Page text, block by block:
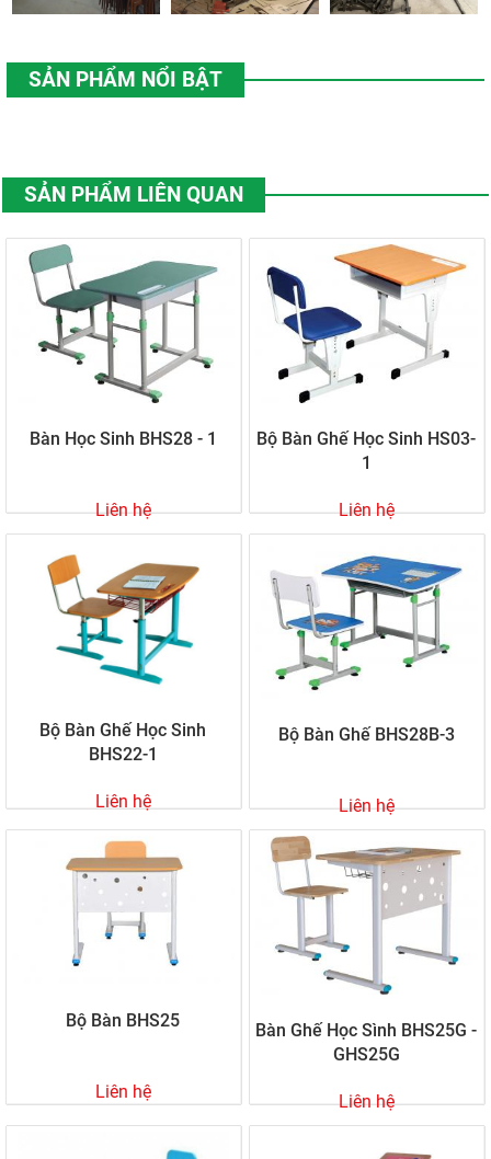
SẢN PHẨM NỔI BẬT
SẢN PHẨM LIÊN QUAN
Bàn Học Sinh BHS28 - 1
Liên hệ
Bộ Bàn Ghế Học Sinh HS03-
1
Liên hệ
Bộ Bàn Ghế Học Sinh
BHS22-1
Liên hệ
Bộ Bàn Ghế BHS28B-3
Liên hệ
Bộ Bàn BHS25
Liên hệ
Bàn Ghế Học Sình BHS25G -
GHS25G
Liên hệ